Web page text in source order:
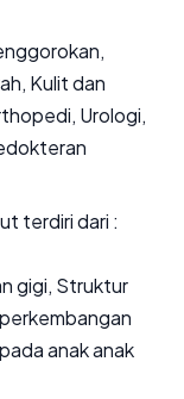
Kulit dan
Urologi,
terdiri dari :
gigi, Struktur
anak anak